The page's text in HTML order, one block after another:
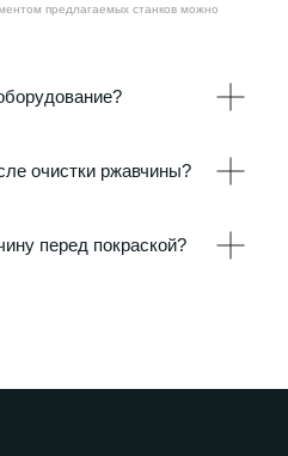
предлагаемых станков можно
очистки ржавчины?
перед покраской?